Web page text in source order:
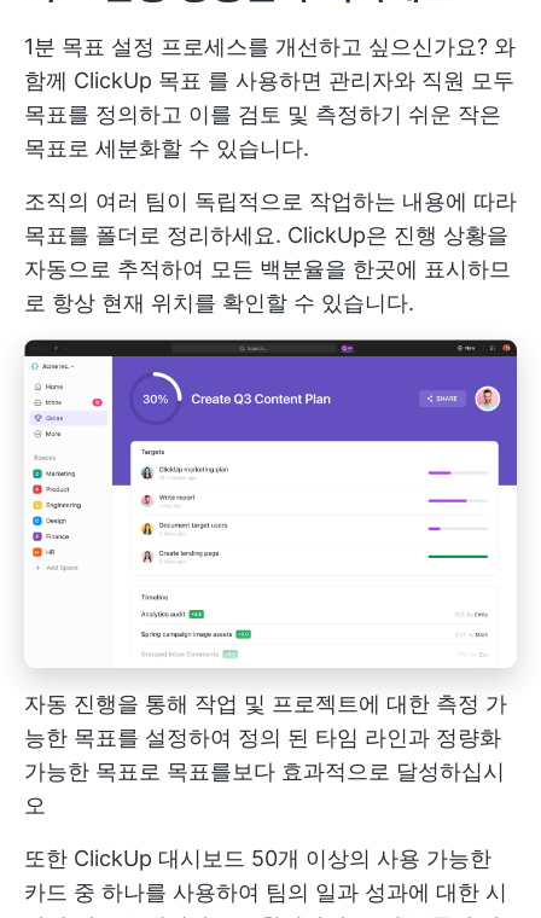
1분 목표 설정 프로세스를 개선하고 싶으신가요? 와
함께 ClickUp 목표 를 사용하면 관리자와 직원 모두
목표를 정의하고 이를 검토 및 측정하기 쉬운 작은
목표로 세분화할 수 있습니다.
조직의 여러 팀이 독립적으로 작업하는 내용에 따라
목표를 폴더로 정리하세요. ClickUp은 진행 상황을
자동으로 추적하여 모든 백분율을 한곳에 표시하므
로 항상 현재 위치를 확인할 수 있습니다.
자동 진행을 통해 작업 및 프로젝트에 대한 측정 가
능한 목표를 설정하여 정의 된 타임 라인과 정량화
가능한 목표로 목표를보다 효과적으로 달성하십시
오
또한 ClickUp 대시보드 50개 이상의 사용 가능한
카드 중 하나를 사용하여 팀의 일과 성과에 대한 시